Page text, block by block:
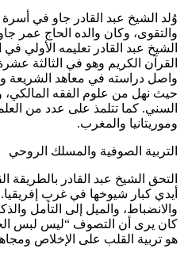
وُلد الشيخ عبد القادر جاو في
والتقوى، وكان والده الحاج عمر
الشيخ عبد القادر تعليمه الأولي
القرآن الكريم وهو في الثالثة
واصل دراسته في معاهد الشريعة
حيث نهل من علوم الفقه المالكي،
السني. كما تتلمذ على عدد من
وموريتانيا والمغرب.
التربية الصوفية والمسلك الروحي
التحق الشيخ عبد القادر بالطريقة
أيدي كبار شيوخها في غرب
والانضباط، والميل إلى التأمل
كان يرى أن التصوف “ليس لبس
هو تربية القلب على الإخلاص